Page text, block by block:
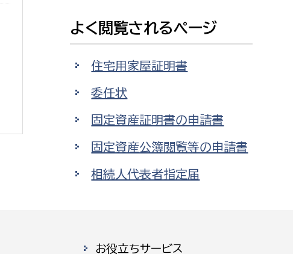
よく閲覧されるページ
住宅用家屋証明書
委任状
固定資産証明書の申請書
固定資産公簿閲覧等の申請書
相続人代表者指定届
お役立ちサービス